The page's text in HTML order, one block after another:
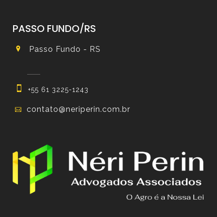
PASSO FUNDO/RS
Passo Fundo - RS
+55 61 3225-1243
contato@neriperin.com.br